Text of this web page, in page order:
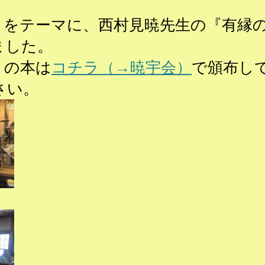
テーマに、西村見暁先生の『有縁
た。
本は コチラ（→暁宇会） で頒布し
。